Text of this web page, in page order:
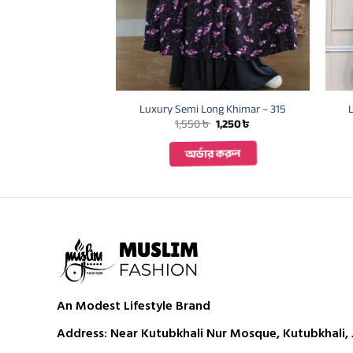
Luxury Semi Long Khimar – 315
1,550৳ Original
price
was:
1,550 ৳ .
1,250৳
is:
1,250 ৳ .
অর্ডার করুন
An Modest Lifestyle Brand
Address: Near Kutubkhali Nur Mosque, Kutubkhali,